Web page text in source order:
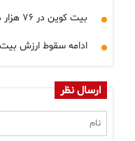
بیت کوین در ۷۶ هزار دلار ماند
ادامه سقوط ارزش بیت
ارسال نظر